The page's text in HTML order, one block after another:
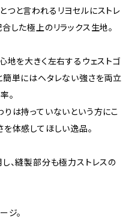
つと言われるリヨセルにストレ
した極上のリラックス生地。
地を大きく左右するウェストゴ
簡単にはヘタレない強さを両立
。
は持っていないという方にこ
体感してほしい逸品。
、縫製部分も極力ストレスの
ジ。